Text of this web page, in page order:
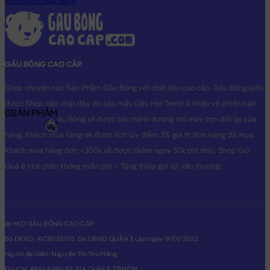
bông, êm ái và cực kì an toàn cho sức khỏe.
Hoàn Tiền - Tích Điểm:Các Sản Phẩm
lập tức bạn sẽ được tích lũy điểm =
Bảo Hành:Đặc biệt, với số điện thoại đã đăng ký, Gấu Bông của
bạn mua sẽ được bảo hành đường chỉ may trọn đời tại Shop.
Gấu của bạn bị bung chỉ? bạn cứ mang gấu đến cửa hàng &
cung cấp số di động là xong. Shop sẽ chăm sóc Gấu của bạn
tận tình.
Hình ảnh Thỏ Bông Trắng Big Fat Snowball, hình ảnh này là hình
THẬT do Shop TỰ CHỤP.
GẤU BÔNG CAO CẤP
Shop chuyên các Sản Phẩm Gấu Bông với chất liệu cao cấp. Gấu Bông luôn
được Shop cập nhật đầy đủ các mẫu Gấu Hot Trend & nhập về phiên bản
Original nhất. Gấu Bông sẽ được bảo hành đường chỉ may trọn đời tại cửa
hàng, Khách mua hàng sẽ được tích lũy điểm 3% giá trị đơn hàng đã mua.
Khách mua hàng đơn >300k sẽ được Giảm ngay 30k phí ship. Shop Gói
Quà & Hút chân không miễn phí + Tặng thiệp gửi lời yêu thương.
@ HKD GẤU BÔNG CAO CẤP
Số ĐKKD: 41C8025705. Do UBND QUẬN 3 cấp ngày 19/01/2022
Người đại diện: Nguyễn Thị Thu Hằng
0SẢN PHẨM
0₫